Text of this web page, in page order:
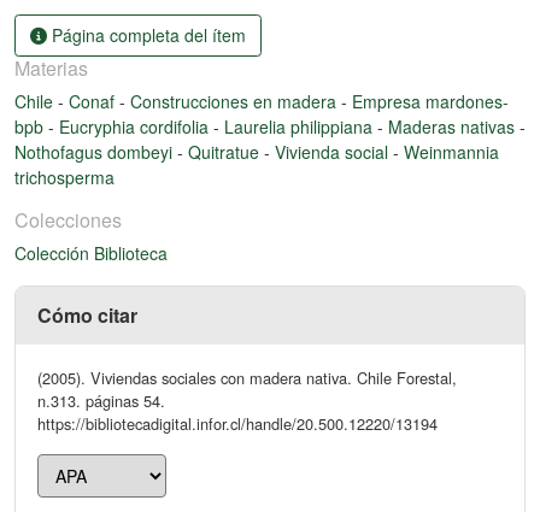
Página completa del ítem
Materias
Chile - Conaf - Construcciones en madera - Empresa mardones-
bpb - Eucryphia cordifolia - Laurelia philippiana - Maderas nativas -
Nothofagus dombeyi - Quitratue - Vivienda social - Weinmannia
trichosperma
Colecciones
Colección Biblioteca
Cómo citar
(2005). Viviendas sociales con madera nativa. Chile Forestal,
n.313. páginas 54.
https://bibliotecadigital.infor.cl/handle/20.500.12220/13194